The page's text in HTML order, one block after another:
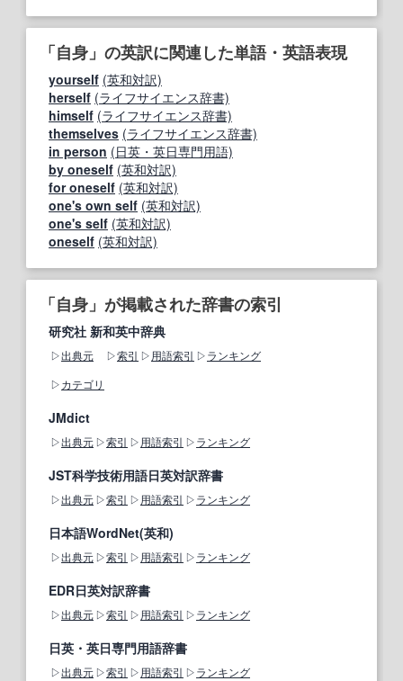
「自身」の英訳に関連した単語・英語表現
yourself (英和対訳)
herself (ライフサイエンス辞書)
himself (ライフサイエンス辞書)
themselves (ライフサイエンス辞書)
in person (日英・英日専門用語)
by oneself (英和対訳)
for oneself (英和対訳)
one's own self (英和対訳)
one's self (英和対訳)
oneself (英和対訳)
「自身」が掲載された辞書の索引
研究社 新和英中辞典
出典元 索引 用語索引
ランキング
カテゴリ
JMdict
出典元 索引 用語索引 ランキング
JST科学技術用語日英対訳辞書
出典元 索引 用語索引 ランキング
日本語WordNet(英和)
出典元 索引 用語索引 ランキング
EDR日英対訳辞書
出典元 索引 用語索引 ランキング
日英・英日専門用語辞書
出典元 索引 用語索引 ランキング